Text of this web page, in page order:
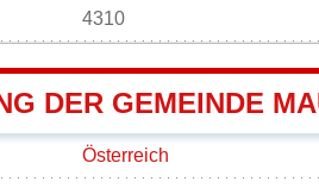
4310
DER GEMEINDE
Österreich